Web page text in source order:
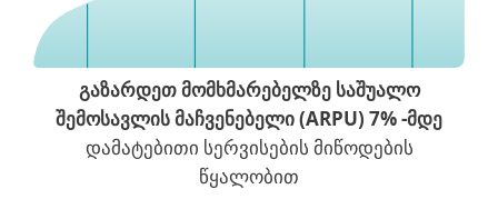
გაზარდეთ მომხმარებელზე საშუალო
შემოსავლის მაჩვენებელი (ARPU) 7% -მდე
დამატებითი სერვისების მიწოდების
წყალობით